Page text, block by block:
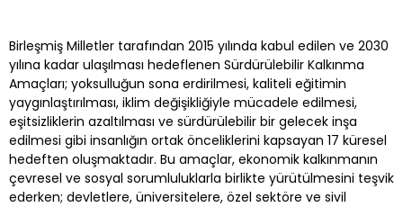
Birleşmiş Milletler tarafından 2015 yılında kabul edilen ve 2030
yılına kadar ulaşılması hedeflenen Sürdürülebilir Kalkınma
Amaçları; yoksulluğun sona erdirilmesi, kaliteli eğitimin
yaygınlaştırılması, iklim değişikliğiyle mücadele edilmesi,
eşitsizliklerin azaltılması ve sürdürülebilir bir gelecek inşa
edilmesi gibi insanlığın ortak önceliklerini kapsayan 17 küresel
hedeften oluşmaktadır. Bu amaçlar, ekonomik kalkınmanın
çevresel ve sosyal sorumluluklarla birlikte yürütülmesini teşvik
ederken; devletlere, üniversitelere, özel sektöre ve sivil